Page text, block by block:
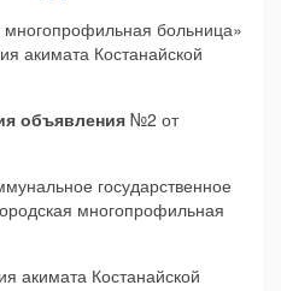
многопрофильная больница»
акимата Костанайской
объявления №2 от
государственное
многопрофильная
акимата Костанайской